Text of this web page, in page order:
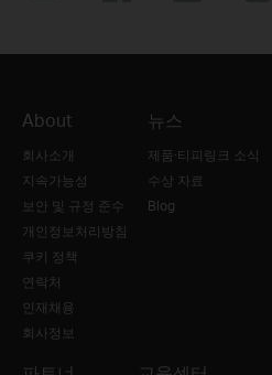
About
회사소개
지속가능성
보안 및 규정 준수
개인정보처리방침
쿠키 정책
연락처
인재채용
회사정보
뉴스
제품·티피링크 소식
수상 자료
Blog